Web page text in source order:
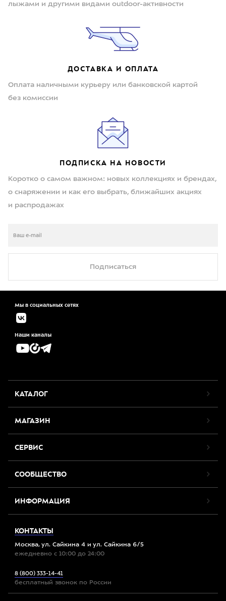
лыжами и другими видами outdoor-активности
ДОСТАВКА И ОПЛАТА
Оплата наличными курьеру или банковской картой
без комиссии
ПОДПИСКА НА НОВОСТИ
Коротко о самом важном: новых коллекциях и брендах,
о снаряжении и как его выбрать, ближайших акциях
и распродажах
Подписаться
Мы в социальных сетях
Наши каналы
КАТАЛОГ
МАГАЗИН
СЕРВИС
СООБЩЕСТВО
ИНФОРМАЦИЯ
КОНТАКТЫ
Москва, ул. Сайкина 4 и ул. Сайкина 6/5
ежедневно с 10:00 до 24:00
8 (800) 333-14-41
бесплатный звонок по России